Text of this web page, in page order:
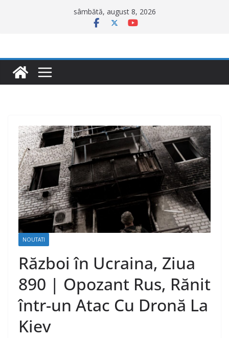
sâmbătă, august 8, 2026
NOUTATI
Război în Ucraina, Ziua
890 | Opozant Rus, Rănit
într-un Atac Cu Dronă La
Kiev